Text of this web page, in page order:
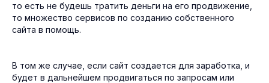
то есть не будешь тратить деньги на его продвижение,
то множество сервисов по созданию собственного
сайта в помощь.
В том же случае, если сайт создается для заработка, и
будет в дальнейшем продвигаться по запросам или